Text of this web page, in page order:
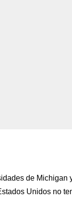
de Michigan
Unidos no